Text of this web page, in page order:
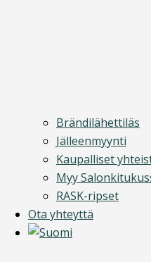
Brändilähettiläs
Jälleenmyynti
Kaupalliset
Myy
RASK-ripset
Ota yhteyttä